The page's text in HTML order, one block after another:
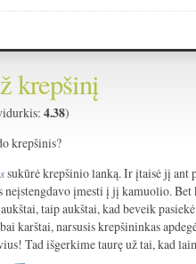
krepšinį
4.38)
krepšinis?
sukūrė krepšinio lanką. Ir įtaisė jį ant
neįstengdavo įmesti į jį kamuolio.
taip aukštai, kad beveik
karštai, narsusis krepšininkas
Tad išgerkime taurę už tai, kad